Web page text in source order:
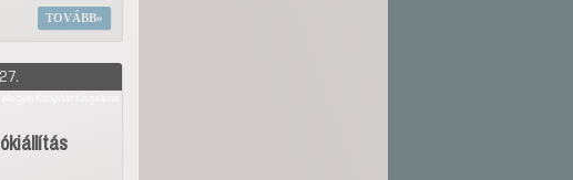
TOVÁBB